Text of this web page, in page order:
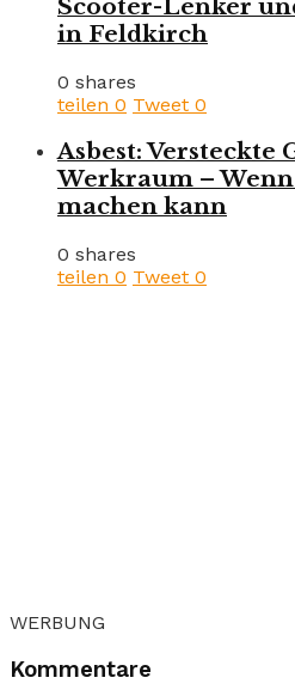
Scooter-Lenker
in Feldkirch
0 shares
teilen 0 Tweet 0
Asbest: Versteckte
Werkraum –
machen kann
0 shares
teilen 0 Tweet 0
WERBUNG
Kommentare